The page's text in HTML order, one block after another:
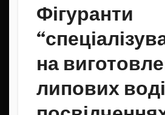
Фігуранти
на
липових